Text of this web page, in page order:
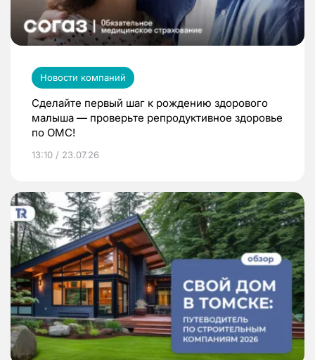
Новости компаний
Сделайте первый шаг к рождению здорового
малыша — проверьте репродуктивное здоровье
по ОМС!
13:10 / 23.07.26